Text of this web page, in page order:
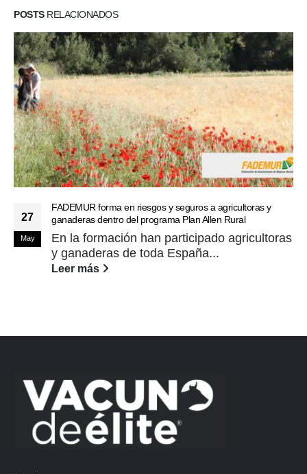
POSTSRELACIONADOS
27
May
FADEMUR forma en riesgos y seguros a agricultoras y
ganaderas dentro del programa Plan Allen Rural
En la formación han participado agricultoras
y ganaderas de toda España...
Leer más